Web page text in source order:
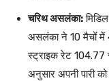
चरिथ असलंका:
असलंका ने 10 मैचों में
स्ट्राइक रेट 104.77
अनुसार अपनी पारी